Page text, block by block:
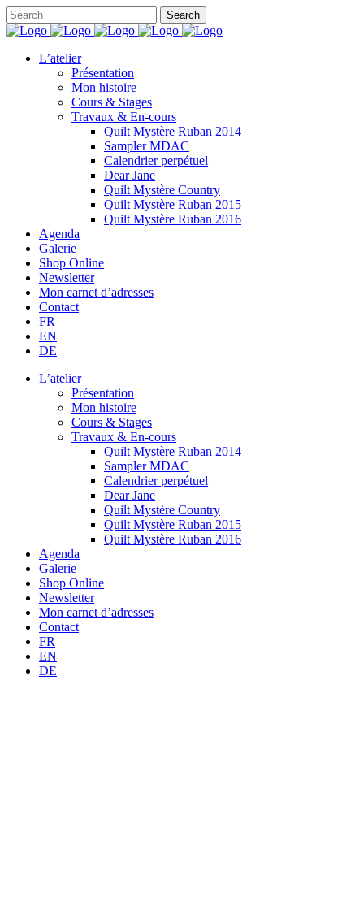
L’atelier
Présentation
Mon histoire
Cours & Stages
Travaux & En-cours
Quilt Mystère Ruban 2014
Sampler MDAC
Calendrier perpétuel
Dear Jane
Quilt Mystère Country
Quilt Mystère Ruban 2015
Quilt Mystère Ruban 2016
Agenda
Galerie
Shop Online
Newsletter
Mon carnet d’adresses
Contact
FR
EN
DE
L’atelier
Présentation
Mon histoire
Cours & Stages
Travaux & En-cours
Quilt Mystère Ruban 2014
Sampler MDAC
Calendrier perpétuel
Dear Jane
Quilt Mystère Country
Quilt Mystère Ruban 2015
Quilt Mystère Ruban 2016
Agenda
Galerie
Shop Online
Newsletter
Mon carnet d’adresses
Contact
FR
EN
DE